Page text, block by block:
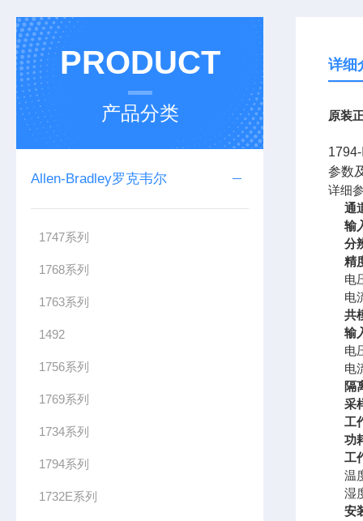
PRODUCT
产品分类
Allen-Bradley罗克韦尔
1747系列
1768系列
1763系列
1492
1756系列
1769系列
1734系列
1794系列
1732E系列
详细
原装
参数
详细
通
输
分
精
电
电
共
输
电
电
隔
采
工
功
工
温
湿
安